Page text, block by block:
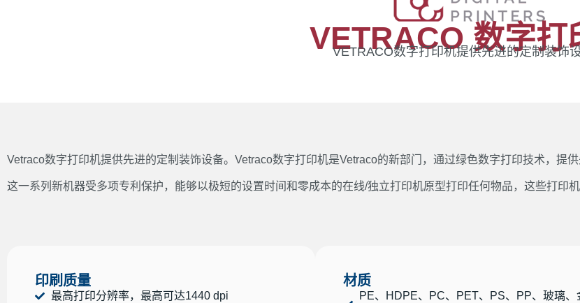
VETRACO 数字打
VETRACO数字打印机提供先进的定制装饰
Vetraco数字打印机提供先进的定制装饰设备。Vetraco数字打印机是Vetraco的新部门，通过绿色数字打印技术，提
这一系列新机器受多项专利保护，能够以极短的设置时间和零成本的在线/独立打印机原型打印任何物品，这些打印
印刷质量
最高打印分辨率，最高可达1440 dpi
材质
PE、HDPE、PC、PET、PS、PP、玻璃、